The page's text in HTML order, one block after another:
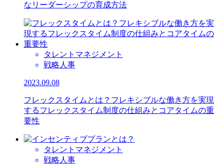
なリーダーシップの育成方法
タレントマネジメント
戦略人事
2023.09.08
フレックスタイムとは？フレキシブルな働き方を実現
するフレックスタイム制度の仕組みとコアタイムの重
要性
タレントマネジメント
戦略人事